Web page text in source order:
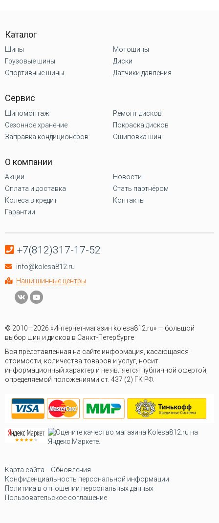
Каталог
Шины
Грузовые шины
Спортивные шины
Мотошины
Диски
Датчики давления
Сервис
Шиномонтаж
Сезонное хранение
Заправка кондиционеров
Ремонт дисков
Покраска дисков
Ошиповка шин
О компании
Акции
Оплата и доставка
Колеса в кредит
Гарантии
Новости
Стать партнёром
Контакты
+7(812)317-17-52
info@kolesa812.ru
Наши шинные центры
© 2010—2026 «Интернет-магазин kolesa812.ru» — большой
выбор шин и дисков в Санкт-Петербурге
Вся представленная на сайте информация, касающаяся
стоимости, количества товаров и услуг, носит
информационный характер и не является публичной офертой,
определяемой положениями ст. 437 (2) ГК РФ.
Карта сайта
Обновления
Конфиденциальность персональной информации
Политика в отношении персональных данных
Пользовательское соглашение